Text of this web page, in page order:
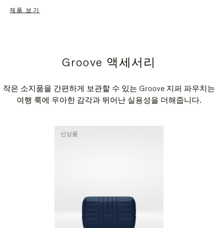
제품 보기
Groove 액세서리
작은 소지품을 간편하게 보관할 수 있는 Groove 지퍼 파우치는
여행 룩에 우아한 감각과 뛰어난 실용성을 더해줍니다.
신상품